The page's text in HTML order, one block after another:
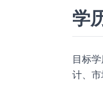
学
目标
计、市